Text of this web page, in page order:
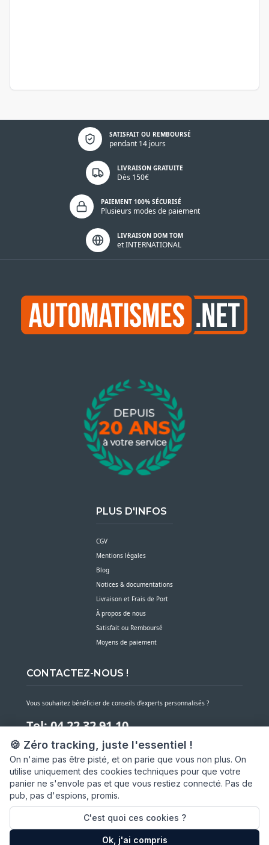
🍪 Zéro tracking, juste l'essentiel !
On n'aime pas être pisté, et on parie que vous non plus. On
utilise uniquement des cookies techniques pour que votre
panier ne s'envole pas et que vous restiez connecté. Pas de
pub, pas d'espions, promis.
C'est quoi ces cookies ?
Ok, j'ai compris
SATISFAIT OU REMBOURSÉ
pendant 14 jours
Politique de confidentialité
LIVRAISON GRATUITE
Dès 150€
PAIEMENT 100% SÉCURISÉ
Plusieurs modes de paiement
LIVRAISON DOM TOM
et INTERNATIONAL
PLUS D'INFOS
CGV
Mentions légales
Blog
Notices & documentations
Livraison et Frais de Port
À propos de nous
Satisfait ou Remboursé
Moyens de paiement
CONTACTEZ-NOUS !
Vous souhaitez bénéficier de conseils d’experts personnalisés ?
Tel: 04 22 32 91 10
Notre service client est à votre écoute du lundi au vendredi de 7h30 à 16h
NOUS CONTACTER PAR MESSAGE
SARL ASP06
66 av. Michel Jourdan
06150 CANNES LA BOCCA